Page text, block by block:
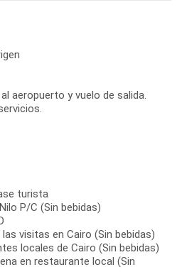
aeropuerto y vuelo de salida.
turista
P/C (Sin bebidas)
visitas en Cairo (Sin bebidas)
locales de Cairo (Sin bebidas)
en restaurante local (Sin